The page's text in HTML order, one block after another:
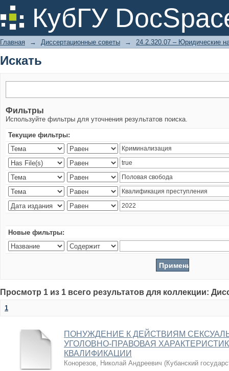
КубГУ
Искать
Главная → Диссертационные советы → 24.2.320.07 – Юридические
Искать
Фильтры
Используйте фильтры для уточнения результатов поиска.
Текущие фильтры:
Новые фильтры:
Просмотр 1 из 1 всего результатов для коллекции:
1
ПОНУЖДЕНИЕ К ДЕЙСТВИЯМ
УГОЛОВНО-ПРАВОВАЯ
КВАЛИФИКАЦИИ
Конорезов, Николай Андреевич (Кубанский